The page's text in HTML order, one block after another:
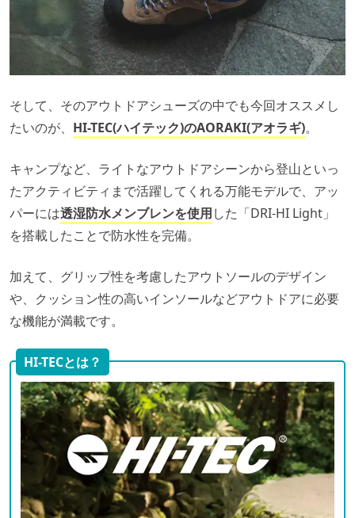
そして、そのアウトドアシューズの中でも今回オススメし
たいのが、 HI-TEC(ハイテック)のAORAKI(アオラギ)。
キャンプなど、ライトなアウトドアシーンから登山といっ
たアクティビティまで活躍してくれる万能モデルで、アッ
パーには透湿防水メンブレンを使用した「DRI-HI Light」
を搭載したことで防水性を完備。
加えて、グリップ性を考慮したアウトソールのデザイン
や、クッション性の高いインソールなどアウトドアに必要
な機能が満載です。
HI-TECとは？